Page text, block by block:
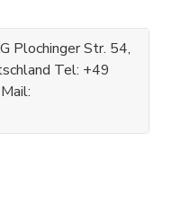
Plochinger Str. 54,
Tel: +49